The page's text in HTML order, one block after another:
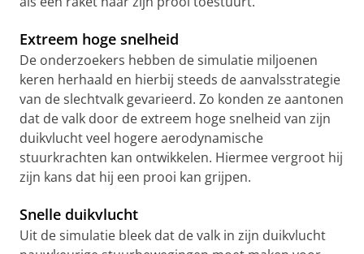
Extreem hoge snelheid
De onderzoekers hebben de simulatie miljoenen
keren herhaald en hierbij steeds de aanvalsstrategie
van de slechtvalk gevarieerd. Zo konden ze aantonen
dat de valk door de extreem hoge snelheid van zijn
duikvlucht veel hogere aerodynamische
stuurkrachten kan ontwikkelen. Hiermee vergroot hij
zijn kans dat hij een prooi kan grijpen.
Snelle duikvlucht
Uit de simulatie bleek dat de valk in zijn duikvlucht